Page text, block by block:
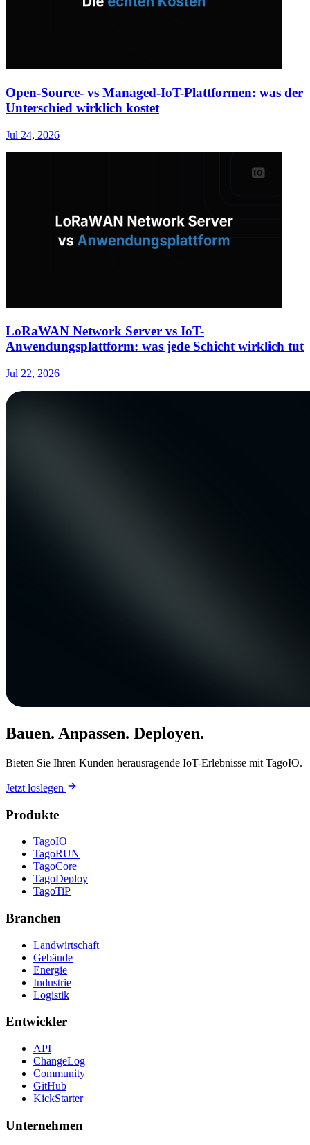
Open-Source- vs Managed-IoT-Plattformen: was der
Unterschied wirklich kostet
Jul 24, 2026
LoRaWAN Network Server vs IoT-
Anwendungsplattform: was jede Schicht wirklich tut
Jul 22, 2026
Bauen. Anpassen. Deployen.
Bieten Sie Ihren Kunden herausragende IoT-Erlebnisse mit TagoIO.
Jetzt loslegen
Produkte
TagoIO
TagoRUN
TagoCore
TagoDeploy
TagoTiP
Branchen
Landwirtschaft
Gebäude
Energie
Industrie
Logistik
Entwickler
API
ChangeLog
Community
GitHub
KickStarter
Unternehmen